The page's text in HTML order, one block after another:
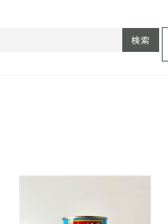
検索